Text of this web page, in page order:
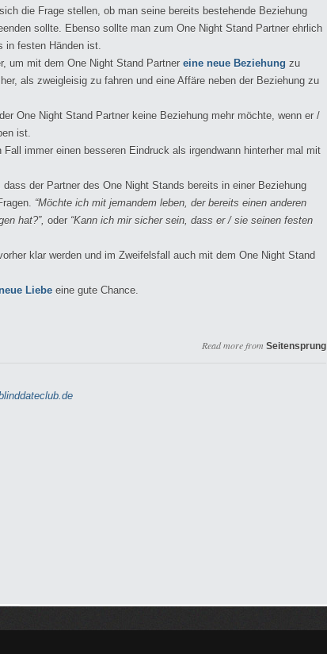
die Frage stellen, ob man seine bereits bestehende Beziehung
sollte. Ebenso sollte man zum One Night Stand Partner ehrlich
in festen Händen ist.
um mit dem One Night Stand Partner eine neue Beziehung zu
als zweigleisig zu fahren und eine Affäre neben der Beziehung zu
One Night Stand Partner keine Beziehung mehr möchte, wenn er /
ist.
immer einen besseren Eindruck als irgendwann hinterher mal mit
der Partner des One Night Stands bereits in einer Beziehung
“Möchte ich mit jemandem leben, der bereits einen anderen
hat?”, oder “Kann ich mir sicher sein, dass er / sie seinen festen
klar werden und im Zweifelsfall auch mit dem One Night Stand
Liebe eine gute Chance.
Read more from Seitensprung